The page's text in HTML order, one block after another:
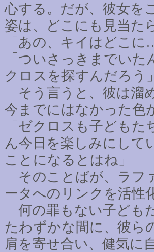
心する。だが、彼女を
姿は、どこにも見当た
「あの、キイはどこに
「ついさっきまでい
クロスを探すんだろう
そう言うと、彼は溜
今までにはなかった色
「ゼクロスも子ども
ん今日を楽しみにして
ことになるとはね」
そのことばが、ラフ
ータへのリンクを活性
何の罪もない子ども
たわずかな間に、彼ら
肩を寄せ合い、健気に